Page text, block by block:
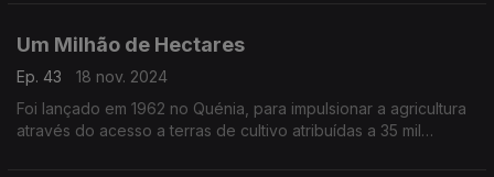
Um Milhão de Hectares
Ep. 43
18 nov. 2024
Foi lançado em 1962 no Quénia, para impulsionar a agricultura
através do acesso a terras de cultivo atribuídas a 35 mil